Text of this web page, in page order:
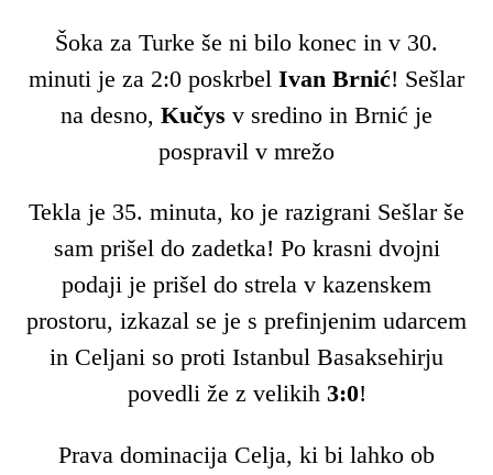
Šoka za Turke še ni bilo konec in v 30.
minuti je za 2:0 poskrbel Ivan Brnić! Sešlar
na desno, Kučys v sredino in Brnić je
pospravil v mrežo
Tekla je 35. minuta, ko je razigrani Sešlar še
sam prišel do zadetka! Po krasni dvojni
podaji je prišel do strela v kazenskem
prostoru, izkazal se je s prefinjenim udarcem
in Celjani so proti Istanbul Basaksehirju
povedli že z velikih 3:0!
Prava dominacija Celja, ki bi lahko ob